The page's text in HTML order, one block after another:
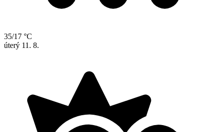
35/17 °C
úterý 11. 8.